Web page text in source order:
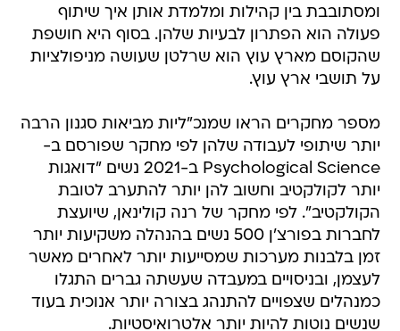
ומסתובבת בין קהילות ומלמדת אותן איך שיתוף
פעולה הוא הפתרון לבעיות שלהן. בסוף היא חושפת
שהקוסם מארץ עוץ הוא שרלטן שעושה מניפולציות
על תושבי ארץ עוץ.
מספר מחקרים הראו שמנכ"ליות מביאות סגנון הרבה
יותר שיתופי לעבודה שלהן לפי מחקר שפורסם ב-
Psychological Science ב-2021 נשים "דואגות
יותר לקולקטיב וחשוב להן יותר להתערב לטובת
הקולקטיב". לפי מחקר של רנה קולינאן, שיועצת
לחברות בפורצ'ן 500 נשים בהנהלה משקיעות יותר
זמן בלבנות מערכות שמסייעות יותר לאחרים מאשר
לעצמן, ובניסויים במעבדה שעשתה גברים התגלו
כמנהלים שצפויים להתנהג בצורה יותר אנוכית בעוד
שנשים נוטות להיות יותר אלטרואיסטיות.